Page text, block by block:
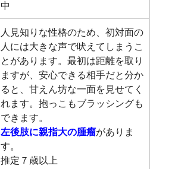
中
人見知りな性格のため、初対面の
人には大きな声で吠えてしまうこ
とがあります。最初は距離を取り
ますが、安心できる相手だと分か
ると、甘えん坊な一面を見せてく
れます。抱っこもブラッシングも
できます。
左後肢に親指大の腫瘤がありま
す。
推定７歳以上